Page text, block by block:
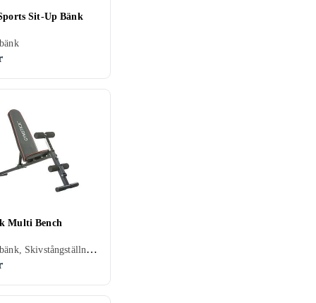
Sit-Up Bänk
Multi Bench
Träningsbänk, Skivstångställning/Rack